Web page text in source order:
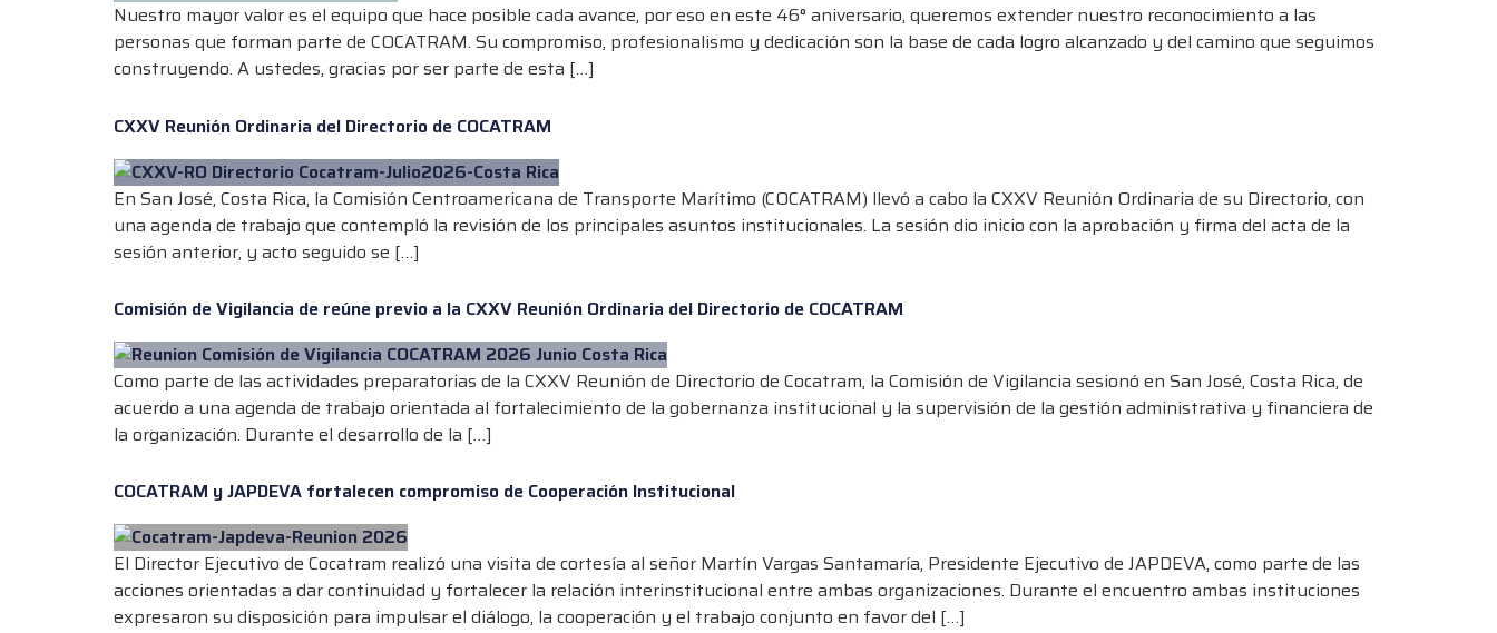
Nuestro mayor valor es el equipo que hace posible cada avance, por eso en este 46° aniversario, queremos extender nuestro reconocimiento a las
personas que forman parte de COCATRAM. Su compromiso, profesionalismo y dedicación son la base de cada logro alcanzado y del camino que seguimos
construyendo. A ustedes, gracias por ser parte de esta […]
CXXV Reunión Ordinaria del Directorio de COCATRAM
En San José, Costa Rica, la Comisión Centroamericana de Transporte Marítimo (COCATRAM) llevó a cabo la CXXV Reunión Ordinaria de su Directorio, con
una agenda de trabajo que contempló la revisión de los principales asuntos institucionales. La sesión dio inicio con la aprobación y firma del acta de la
sesión anterior, y acto seguido se […]
Comisión de Vigilancia de reúne previo a la CXXV Reunión Ordinaria del Directorio de COCATRAM
Como parte de las actividades preparatorias de la CXXV Reunión de Directorio de Cocatram, la Comisión de Vigilancia sesionó en San José, Costa Rica, de
acuerdo a una agenda de trabajo orientada al fortalecimiento de la gobernanza institucional y la supervisión de la gestión administrativa y financiera de
la organización. Durante el desarrollo de la […]
COCATRAM y JAPDEVA fortalecen compromiso de Cooperación Institucional
El Director Ejecutivo de Cocatram realizó una visita de cortesía al señor Martín Vargas Santamaría, Presidente Ejecutivo de JAPDEVA, como parte de las
acciones orientadas a dar continuidad y fortalecer la relación interinstitucional entre ambas organizaciones. Durante el encuentro ambas instituciones
expresaron su disposición para impulsar el diálogo, la cooperación y el trabajo conjunto en favor del […]